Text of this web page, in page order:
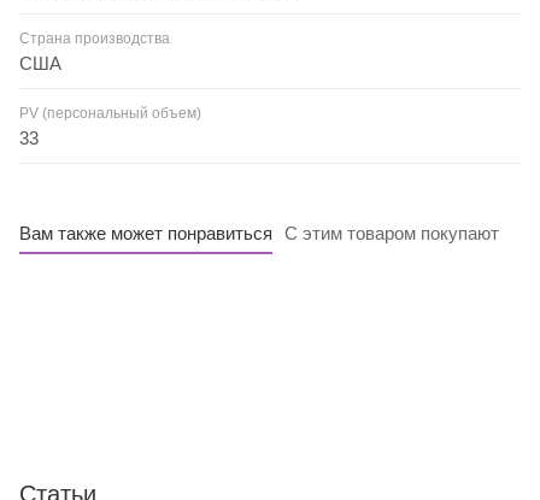
Страна производства
США
PV (персональный объем)
33
Вам также может понравиться С этим товаром покупают
Статьи